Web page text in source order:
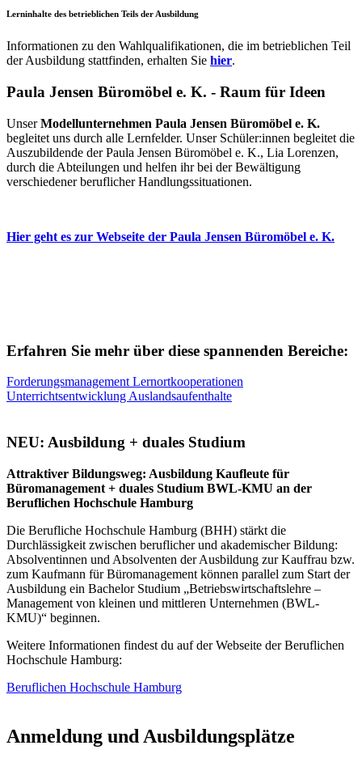
Lerninhalte des betrieblichen Teils der Ausbildung
Informationen zu den Wahlqualifikationen, die im betrieblichen Teil
der Ausbildung stattfinden, erhalten Sie hier.
Paula Jensen Büromöbel e. K. - Raum für Ideen
UnserModellunternehmen Paula Jensen Büromöbel e. K.
begleitet uns durch alle Lernfelder. Unser Schüler:innen begleitet die
Auszubildende der Paula Jensen Büromöbel e. K., Lia Lorenzen,
durch die Abteilungen und helfen ihr bei der Bewältigung
verschiedener beruflicher Handlungssituationen.
Hier geht es zur Webseite der Paula Jensen Büromöbel e. K.
Erfahren Sie mehr über diese spannenden Bereiche:
Forderungsmanagement Lernortkooperationen
Unterrichtsentwicklung Auslandsaufenthalte
NEU: Ausbildung + duales Studium
Attraktiver Bildungsweg: Ausbildung Kaufleute für
Büromanagement + duales Studium BWL-KMU an der
Beruflichen Hochschule Hamburg
Die Berufliche Hochschule Hamburg (BHH) stärkt die
Durchlässigkeit zwischen beruflicher und akademischer Bildung:
Absolventinnen und Absolventen der Ausbildung zur Kauffrau bzw.
zum Kaufmann für Büromanagement können parallel zum Start der
Ausbildung ein Bachelor Studium „Betriebswirtschaftslehre –
Management von kleinen und mittleren Unternehmen (BWL-
KMU)“ beginnen.
Weitere Informationen findest du auf der Webseite der Beruflichen
Hochschule Hamburg:
Beruflichen Hochschule Hamburg
Anmeldung und Ausbildungsplätze